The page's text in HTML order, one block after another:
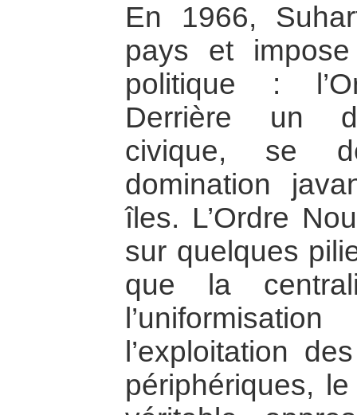
En 1966,
pays et
politique :
Derrière un
civique, se
domination
îles. L’Ordre
sur quelques
que la
l’exploitation
périphériques,